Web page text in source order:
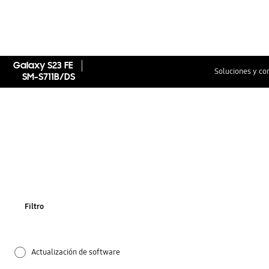
Galaxy S23 FE
SM-S711B/DS
Soluciones y
Filtro
Actualización de software